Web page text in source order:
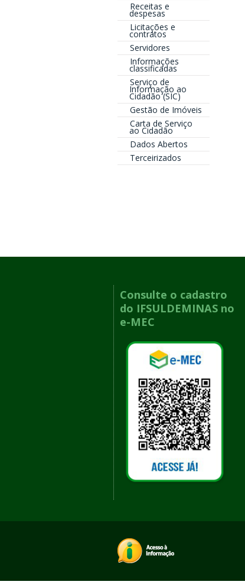
Receitas e
despesas
Licitações e
contratos
Servidores
Informações
classificadas
Serviço de
Informação ao
Cidadão (SIC)
Gestão de Imóveis
Carta de Serviço
ao Cidadão
Dados Abertos
Terceirizados
Consulte o cadastro
do IFSULDEMINAS no
e-MEC